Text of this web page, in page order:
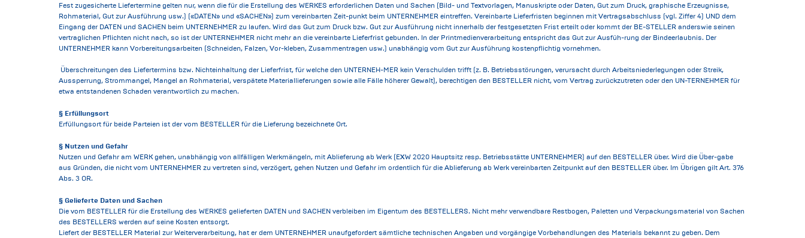
Fest zugesicherte Liefertermine gelten nur, wenn die für die Erstellung des WERKES erforderlichen Daten und Sachen (Bild- und Textvorlagen, Manuskripte oder Daten, Gut zum Druck, graphische Erzeugnisse,
Rohmaterial, Gut zur Ausführung usw.) («DATEN» und «SACHEN») zum vereinbarten Zeit-punkt beim UNTERNEHMER eintreffen. Vereinbarte Lieferfristen beginnen mit Vertragsabschluss (vgl. Ziffer 4) UND dem
Eingang der DATEN und SACHEN beim UNTERNEHMER zu laufen. Wird das Gut zum Druck bzw. Gut zur Ausführung nicht innerhalb der festgesetzten Frist erteilt oder kommt der BE-STELLER anderswie seinen
vertraglichen Pflichten nicht nach, so ist der UNTERNEHMER nicht mehr an die vereinbarte Lieferfrist gebunden. In der Printmedienverarbeitung entspricht das Gut zur Ausfüh-rung der Bindeerlaubnis. Der
UNTERNEHMER kann Vorbereitungsarbeiten (Schneiden, Falzen, Vor-kleben, Zusammentragen usw.) unabhängig vom Gut zur Ausführung kostenpflichtig vornehmen.
Überschreitungen des Liefertermins bzw. Nichteinhaltung der Lieferfrist, für welche den UNTERNEH-MER kein Verschulden trifft (z. B. Betriebsstörungen, verursacht durch Arbeitsniederlegungen oder Streik,
Aussperrung, Strommangel, Mangel an Rohmaterial, verspätete Materiallieferungen sowie alle Fälle höherer Gewalt), berechtigen den BESTELLER nicht, vom Vertrag zurückzutreten oder den UN-TERNEHMER für
etwa entstandenen Schaden verantwortlich zu machen.
§ Erfüllungsort
Erfüllungsort für beide Parteien ist der vom BESTELLER für die Lieferung bezeichnete Ort.
§ Nutzen und Gefahr
Nutzen und Gefahr am WERK gehen, unabhängig von allfälligen Werkmängeln, mit Ablieferung ab Werk (EXW 2020 Hauptsitz resp. Betriebsstätte UNTERNEHMER) auf den BESTELLER über. Wird die Über-gabe
aus Gründen, die nicht vom UNTERNEHMER zu vertreten sind, verzögert, gehen Nutzen und Gefahr im ordentlich für die Ablieferung ab Werk vereinbarten Zeitpunkt auf den BESTELLER über. Im Übrigen gilt Art. 376
Abs. 3 OR.
§ Gelieferte Daten und Sachen
Die vom BESTELLER für die Erstellung des WERKES gelieferten DATEN und SACHEN verbleiben im Eigentum des BESTELLERS. Nicht mehr verwendbare Restbogen, Paletten und Verpackungsmaterial von Sachen
des BESTELLERS werden auf seine Kosten entsorgt.
Liefert der BESTELLER Material zur Weiterverarbeitung, hat er dem UNTERNEHMER unaufgefordert sämtliche technischen Angaben und vorgängige Vorbehandlungen des Materials bekannt zu geben. Dem